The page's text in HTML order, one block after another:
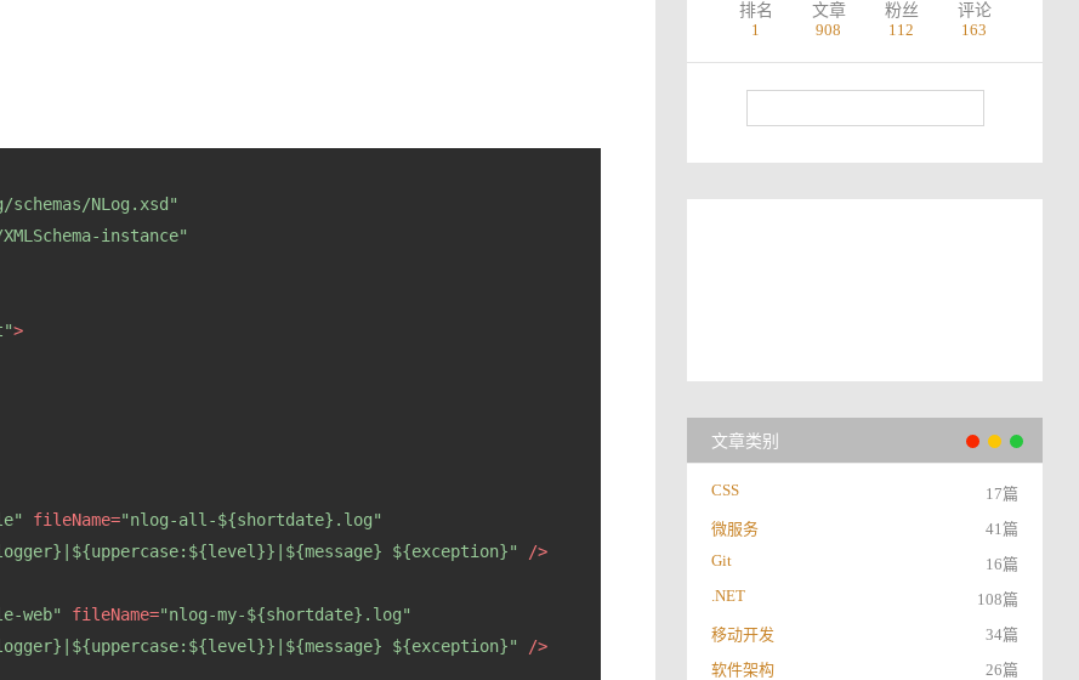
NLog.xsd"
instance"
>
fileName="nlog-all-${shortdate}.log"
${exception}" />
web" fileName="nlog-my-${shortdate}.log"
${exception}" />
排名
1
文章
908
粉丝
112
评论
163
文章类别
CSS
17篇
微服务
41篇
Git
16篇
.NET
108篇
移动开发
34篇
软件架构
26篇